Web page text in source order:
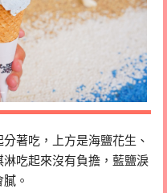
著吃，上方是海鹽花生、
吃起來沒有負擔，藍鹽淚
。